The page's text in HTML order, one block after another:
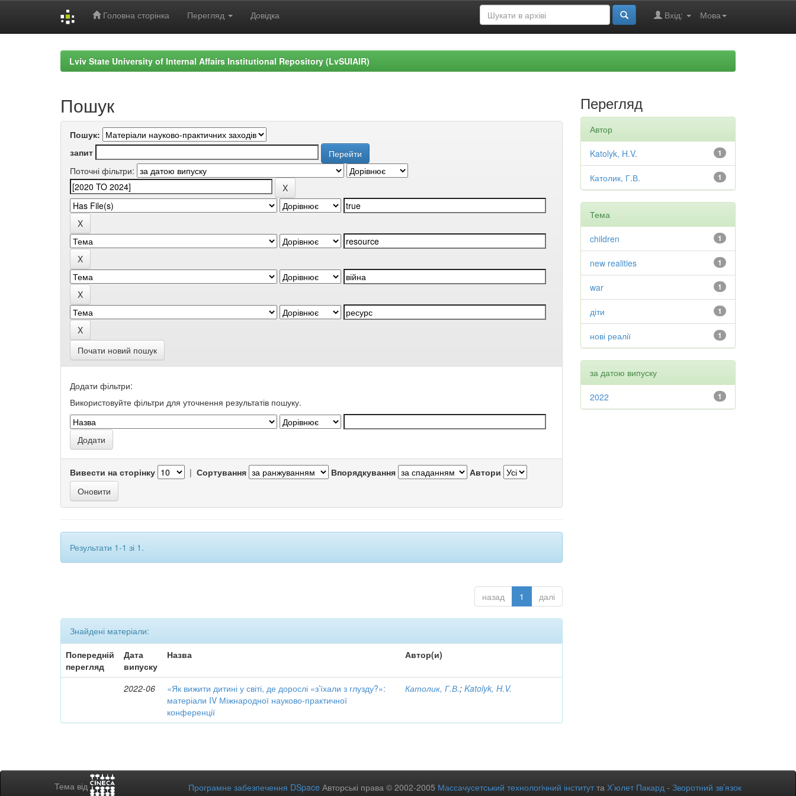
Головна сторінка Перегляд Довідка Мова
Вхід:
Lviv State University of Internal Affairs Institutional Repository (LvSUIAIR)
Пошук
Пошук:
запит
Поточні фільтри:
Почати новий пошук
Додати фільтри:
Використовуйте фільтри для уточнення результатів пошуку.
Вивести на сторінку | Сортування Впорядкування Автори
Результати 1-1 зі 1.
назад 1 далі
Знайдені матеріали:
Попередній
перегляд
Дата
випуску
Назва Автор(и)
2022-06
«Як вижити дитині у світі, де дорослі «з’їхали з глузду?»:
матеріали IV Міжнародної науково-практичної
конференції
Католик, Г.В.;Katolyk, H.V.
Перегляд
Автор
1
Katolyk, H.V.
1
Католик, Г.В.
Тема
1
children
1
new realities
1
war
1
діти
1
нові реалії
за датою випуску
1
2022
Тема від Програмне забезпечення DSpace Авторські права © 2002-2005 Массачусетський технологічний інститутта Х’юлет Пакард - Зворотний зв’язок